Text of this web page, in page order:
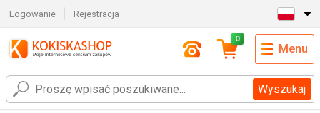
Logowanie Rejestracja
Wyszukaj
0
Menu